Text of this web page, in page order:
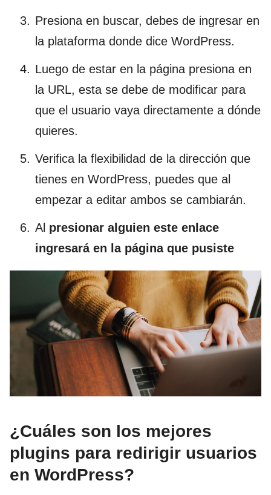
Presiona en buscar, debes de ingresar en
la plataforma donde dice WordPress.
Luego de estar en la página presiona en
la URL, esta se debe de modificar para
que el usuario vaya directamente a dónde
quieres.
Verifica la flexibilidad de la dirección que
tienes en WordPress, puedes que al
empezar a editar ambos se cambiarán.
Al presionar alguien este enlace
ingresará en la página que pusiste
¿Cuáles son los mejores
plugins para redirigir usuarios
en WordPress?